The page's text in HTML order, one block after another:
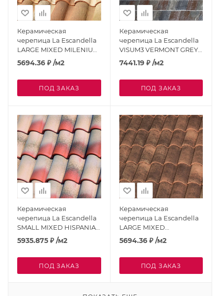
Керамическая
черепица La Escandella
LARGE MIXED MILENIUM;
TGMI
5694.36 ₽ /м2
ПОД ЗАКАЗ
Керамическая
черепица La Escandella
VISUM3 VERMONT GREY;
TWGV
7441.19 ₽ /м2
ПОД ЗАКАЗ
Керамическая
черепица La Escandella
SMALL MIXED HISPANIA;
TPH
5935.875 ₽ /м2
ПОД ЗАКАЗ
Керамическая
черепица La Escandella
LARGE MIXED
LUCENTUM; TGL
5694.36 ₽ /м2
ПОД ЗАКАЗ